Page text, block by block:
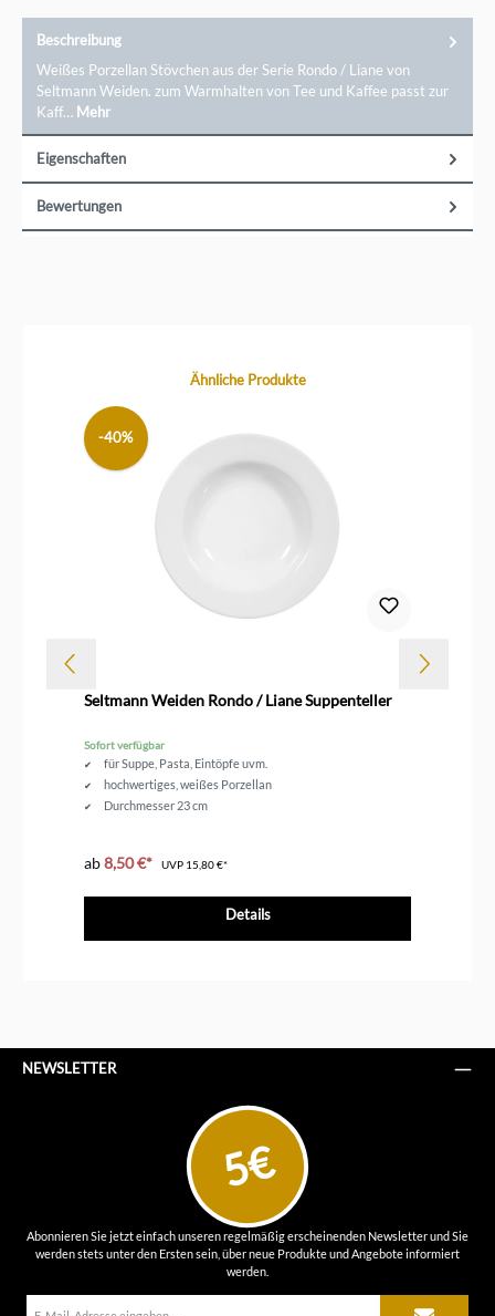
Beschreibung
Weißes Porzellan Stövchen aus der Serie Rondo / Liane von
Seltmann Weiden. zum Warmhalten von Tee und Kaffee passt zur
Kaff… Mehr
Eigenschaften
Bewertungen
Produktgalerie überspringenÄhnliche Produkte
-40%
Seltmann Weiden Rondo / Liane Suppenteller
Sofort verfügbar
für Suppe, Pasta, Eintöpfe uvm.
hochwertiges, weißes Porzellan
Durchmesser 23 cm
ab8,50 €* UVP 15,80 €*
Details
NEWSLETTER
5€
Abonnieren Sie jetzt einfach unseren regelmäßig erscheinenden Newsletter und Sie
werden stets unter den Ersten sein, über neue Produkte und Angebote informiert
werden.